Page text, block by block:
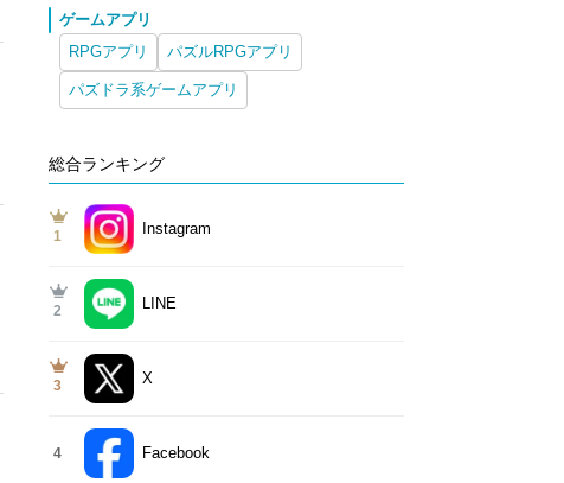
ゲームアプリ
RPGアプリ
パズルRPGアプリ
パズドラ系ゲームアプリ
総合ランキング
1 Instagram
2 LINE
3 X
4 Facebook